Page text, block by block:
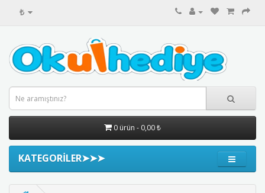
₺
0 ürün - 0,00 ₺
KATEGORİLER➤➤➤